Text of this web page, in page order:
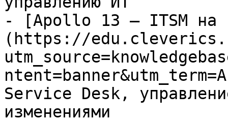
- [Apollo 13 — ITSM на
(https://
Service Desk,
изменениями